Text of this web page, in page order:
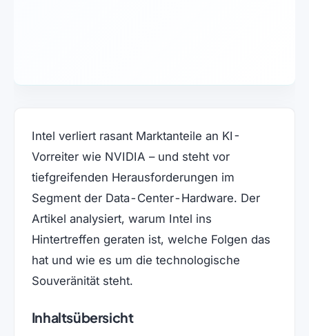
Intel verliert rasant Marktanteile an KI-
Vorreiter wie NVIDIA – und steht vor
tiefgreifenden Herausforderungen im
Segment der Data-Center-Hardware. Der
Artikel analysiert, warum Intel ins
Hintertreffen geraten ist, welche Folgen das
hat und wie es um die technologische
Souveränität steht.
Inhaltsübersicht